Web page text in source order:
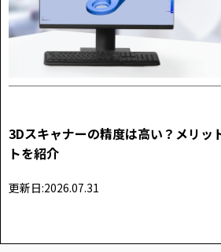
3Dスキャナーの精度は高い？メリッ
トを紹介
更新日:2026.07.31